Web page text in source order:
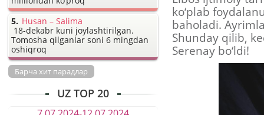
ko‘plab
baholadi.
Shunday qilib,
Serenay bo‘ldi!
Husan – Salima
18-dekabr kuni joylashtirilgan.
Tomosha qilganlar soni 6 mingdan
oshiqroq
Барча хит парадлар
UZ TOP 20